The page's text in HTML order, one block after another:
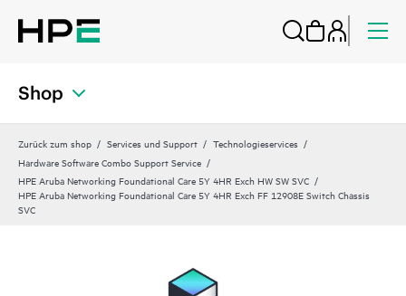
Shop
Zurück zum shop Services und Support
Technologieservices
Hardware Software Combo Support Service
HPE Aruba Networking Foundational Care 5Y 4HR Exch HW SW SVC
HPE Aruba Networking Foundational Care 5Y 4HR Exch FF 12908E Switch Chassis
SVC